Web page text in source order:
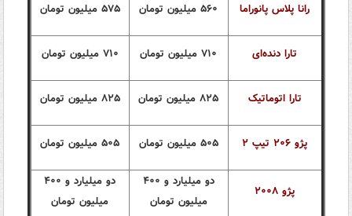
رانا پلاس پانوراما ۵۶۰ میلیون تومان ۵۷۵ میلیون تومان
تارا دنده‌ای ۷۱۰ میلیون تومان ۷۱۰ میلیون تومان
تارا اتوماتیک ۸۲۵ میلیون تومان ۸۲۵ میلیون تومان
پژو ۲۰۶ تیپ ۲ ۵۰۵ میلیون تومان ۵۰۵ میلیون تومان
پژو ۲۰۰۸
دو میلیارد و ۴۰۰
میلیون تومان
دو میلیارد و ۴۰۰
میلیون تومان